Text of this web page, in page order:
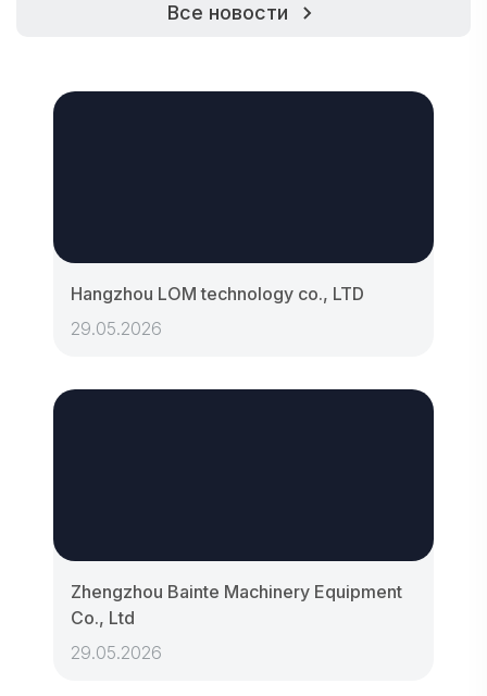
Все новости
Hangzhou LOM technology co., LTD
29.05.2026
Zhengzhou Bainte Machinery Equipment
Co., Ltd
29.05.2026